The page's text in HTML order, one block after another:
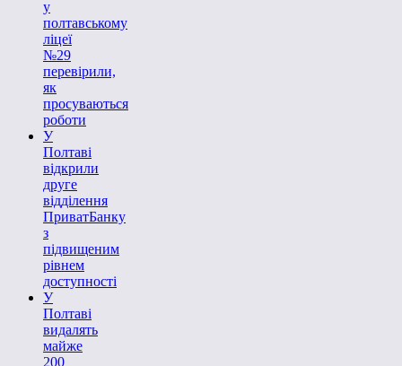
у
полтавському
ліцеї
№29
перевірили,
як
просуваються
роботи
У
Полтаві
відкрили
друге
відділення
ПриватБанку
з
підвищеним
рівнем
доступності
У
Полтаві
видалять
майже
200